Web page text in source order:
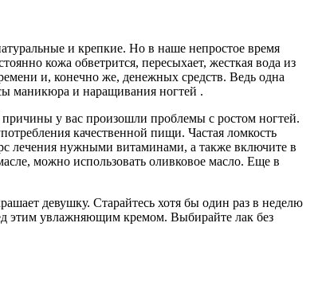
и крепкие. Но в наше непростое время
кожа обветрится, пересыхает, жесткая вода из
и, конечно же, денежных средств. Ведь одна
маникюра и наращивания ногтей .
у вас произошли проблемы с ростом ногтей.
качественной пищи. Частая ломкость
лечения нужными витаминами, а также включите в
можно использовать оливковое масло. Еще в
девушку. Старайтесь хотя бы один раз в неделю
этим увлажняющим кремом. Выбирайте лак без